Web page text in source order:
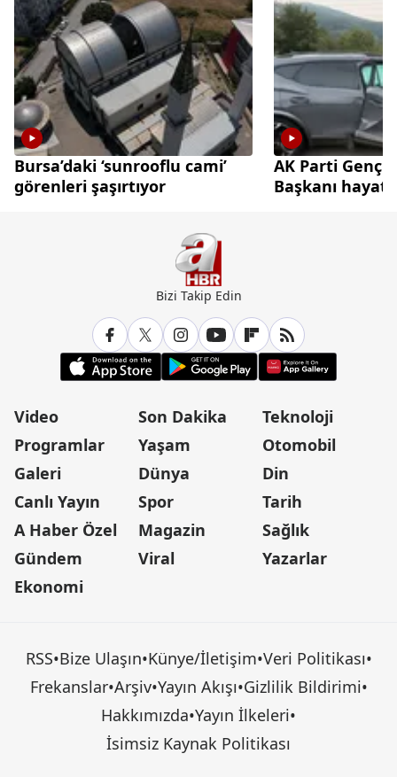
Bursa’daki ‘sunrooflu cami’
görenleri şaşırtıyor
AK Parti
Başkanı
Bizi Takip Edin
Video
Programlar
Galeri
Canlı Yayın
A Haber Özel
Gündem
Ekonomi
Son Dakika
Yaşam
Dünya
Spor
Magazin
Viral
Teknoloji
Otomobil
Din
Tarih
Sağlık
Yazarlar
RSS•Bize Ulaşın•Künye/İletişim•Veri Politikası•
Frekanslar•Arşiv•Yayın Akışı•Gizlilik Bildirimi•
Hakkımızda•Yayın İlkeleri•
İsimsiz Kaynak Politikası